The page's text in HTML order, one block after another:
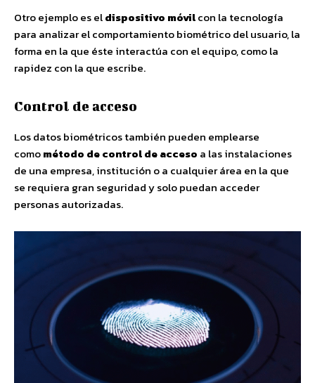
Otro ejemplo es eldispositivo móvilcon la tecnología
para analizar el comportamiento biométrico del usuario, la
forma en la que éste interactúa con el equipo, como la
rapidez con la que escribe.
Control de acceso
Los datos biométricos también pueden emplearse
comométodo de control de acceso a las instalaciones
de una empresa, institución o a cualquier área en la que
se requiera gran seguridad y solo puedan acceder
personas autorizadas.